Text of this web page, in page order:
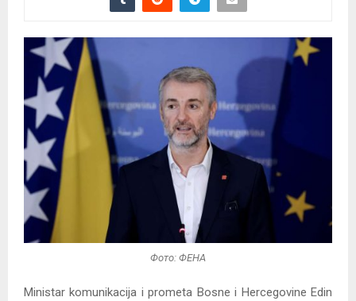
Фото: ФЕНА
Ministar komunikacija i prometa Bosne i Hercegovine Edin